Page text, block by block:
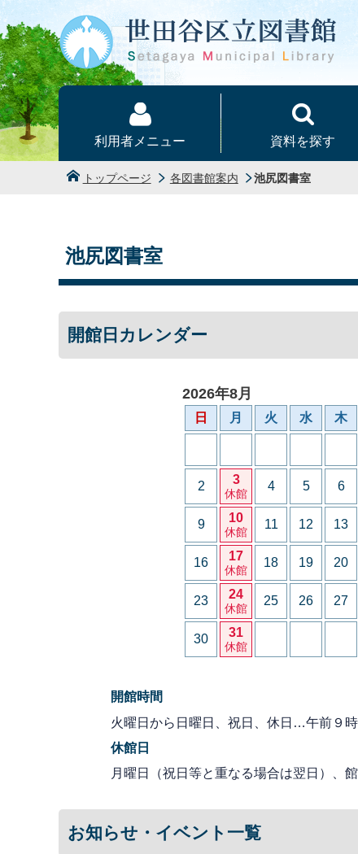
本文へ
利用者メニュー 資料を探す
トップページ 各図書館案内 池尻図書室
池尻図書室
開館日カレンダー
2026年8月
日 月 火 水 木
2 3
休館
4 5 6
9 10
休館
11 12 13
16 17
休館
18 19 20
23 24
休館
25 26 27
30 31
休館
開館時間
火曜日から日曜日、祝日、休日…午前９
休館日
月曜日（祝日等と重なる場合は翌日）、
お知らせ・イベント一覧